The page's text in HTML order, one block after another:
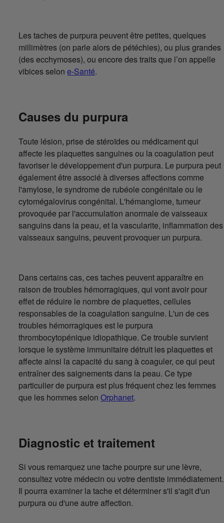
Les taches de purpura peuvent être petites, quelques
millimètres (on parle alors de pétéchies), ou plus grandes
(des ecchymoses), ou encore des traits que l’on appelle
vibices selone-Santé.
Causes du purpura
Toute lésion, prise de stéroïdes ou médicament qui
affecte les plaquettes sanguines ou la coagulation peut
favoriser le développement d'un purpura. Le purpura peut
également être associé à diverses affections comme
l'amylose, le syndrome de rubéole congénitale ou le
cytomégalovirus congénital. L'hémangiome, tumeur
provoquée par l'accumulation anormale de vaisseaux
sanguins dans la peau, et la vascularite, inflammation des
vaisseaux sanguins, peuvent provoquer un purpura.
Dans certains cas, ces taches peuvent apparaître en
raison de troubles hémorragiques, qui vont avoir pour
effet de réduire le nombre de plaquettes, cellules
responsables de la coagulation sanguine. L'un de ces
troubles hémorragiques est le purpura
thrombocytopénique idiopathique. Ce trouble survient
lorsque le système immunitaire détruit les plaquettes et
affecte ainsi la capacité du sang à coaguler, ce qui peut
entraîner des saignements dans la peau. Ce type
particulier de purpura est plus fréquent chez les femmes
que les hommes selonOrphanet.
Diagnostic et traitement
Si vous remarquez une tache pourpre sur une lèvre,
consultez votre médecin ou votre dentiste immédiatement.
Il pourra examiner la tache et déterminer s'il s'agit d'un
purpura ou d'une autre affection.